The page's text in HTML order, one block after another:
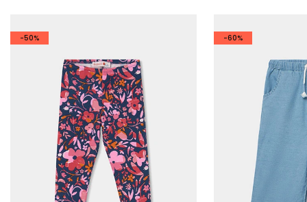
-50% -60%